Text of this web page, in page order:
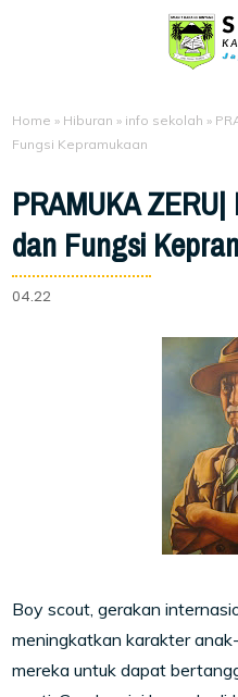
Home » Hiburan » info sekolah »
Fungsi Kepramukaan
PRAMUKA
dan Fungsi
04.22
Boy scout, gerakan
meningkatkan karakter
mereka untuk dapat